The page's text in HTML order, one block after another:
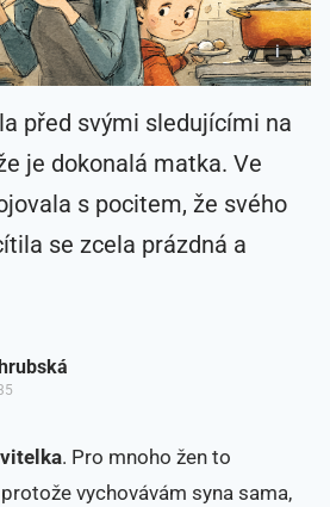
před svými sledujícími na
je dokonalá matka. Ve
s pocitem, že svého
se zcela prázdná a
. Pro mnoho žen to
vychovávám syna sama,